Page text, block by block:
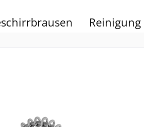
Reinigung